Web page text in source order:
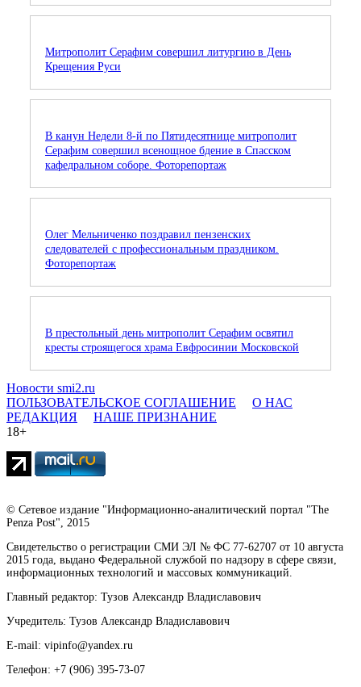
Митрополит Серафим совершил литургию в День
Крещения Руси
В канун Недели 8-й по Пятидесятнице митрополит
Серафим совершил всенощное бдение в Спасском
кафедральном соборе. Фоторепортаж
Олег Мельниченко поздравил пензенских
следователей с профессиональным праздником.
Фоторепортаж
В престольный день митрополит Серафим освятил
кресты строящегося храма Евфросинии Московской
Новости smi2.ru
ПОЛЬЗОВАТЕЛЬСКОЕ СОГЛАШЕНИЕ
О НАС
РЕДАКЦИЯ
НАШЕ ПРИЗНАНИЕ
18+
© Сетевое издание "Информационно-аналитический портал "The
Penza Post", 2015
Свидетельство о регистрации СМИ ЭЛ № ФС 77-62707 от 10 августа
2015 года, выдано Федеральной службой по надзору в сфере связи,
информационных технологий и массовых коммуникаций.
Главный редактор: Тузов Александр Владиславович
Учредитель: Тузов Александр Владиславович
E-mail: vipinfo@yandex.ru
Телефон: +7 (906) 395-73-07